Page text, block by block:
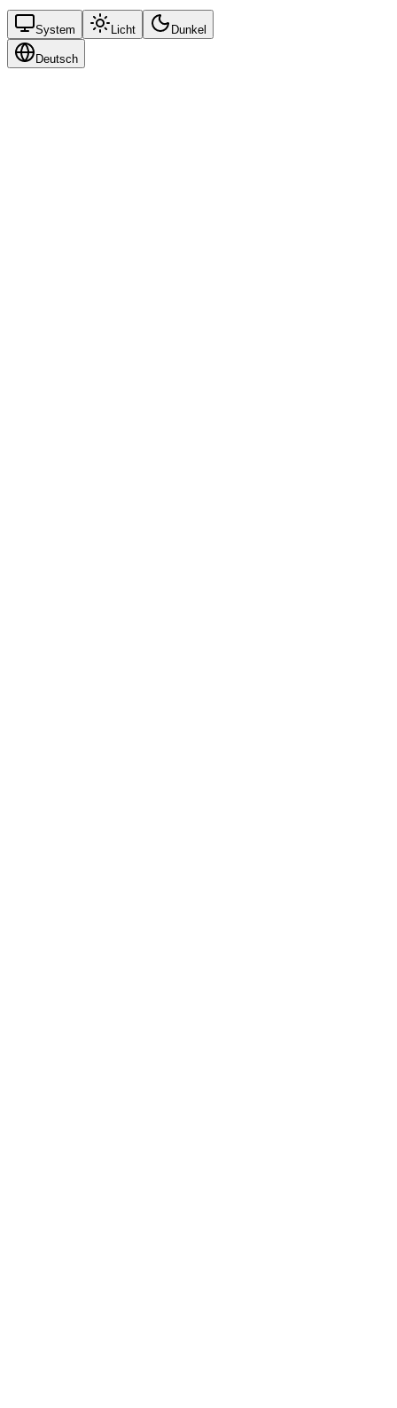
System Licht Dunkel
Deutsch